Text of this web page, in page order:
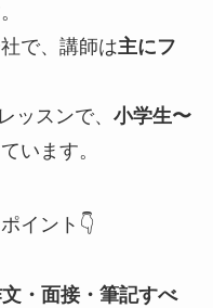
で、講師は主にフ
ッスンで、 小学生〜
います。
イント👇
・面接・筆記すべ